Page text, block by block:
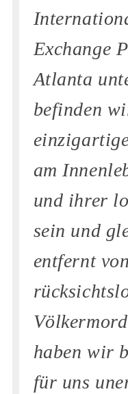
Exchange
Atlanta
befinden
am
und ihrer
sein und
entfernt
haben wir
für uns